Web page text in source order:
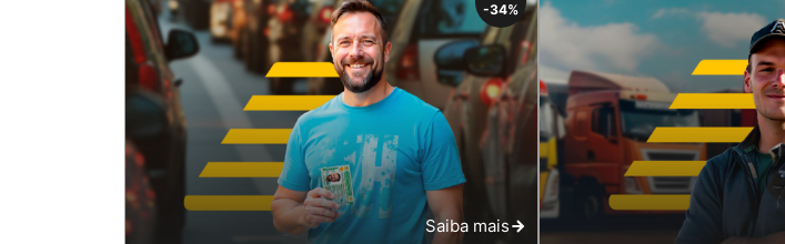
Salvar
-34%
Saiba mais